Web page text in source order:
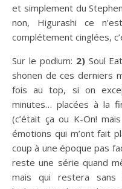
et simplement du
non, Higurashi ce
complétement cinglées,
Sur le podium: 2)Soul
shonen de ces derniers
fois au top, si on
minutes… placées à la
(c’était ça ou K-On!
émotions qui m’ont fait
coup à une époque pas
reste une série quand
mais qui restera sans